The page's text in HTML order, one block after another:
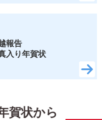
報告
入り年賀状
賀状から